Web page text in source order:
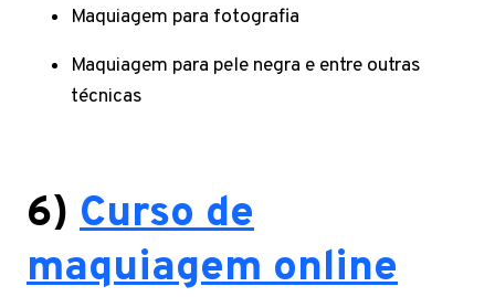
Maquiagem para fotografia
Maquiagem para pele negra e entre outras
técnicas
6) Curso de
maquiagem online